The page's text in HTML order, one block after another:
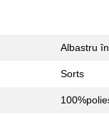
Albastru
Sorts